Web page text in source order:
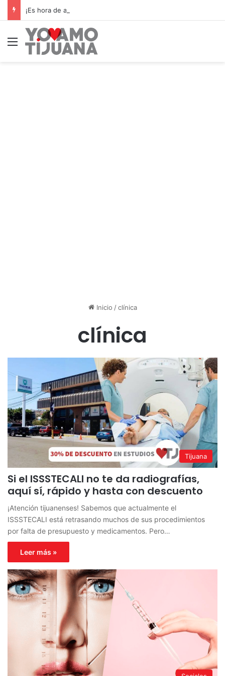
Menú
Inicio / clínica
clínica
Tijuana
Si el ISSSTECALI no te da radiografías,
aquí sí, rápido y hasta con descuento
¡Atención tijuanenses! Sabemos que actualmente el
ISSSTECALI está retrasando muchos de sus procedimientos
por falta de presupuesto y medicamentos. Pero…
Leer más »